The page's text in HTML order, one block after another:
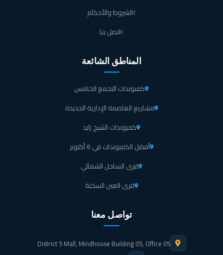
الشروط والأحكام
اتصل بنا
المناطق الشائعة
كمبوندات التجمع الخامس
مشاريع العاصمة الإدارية الجديدة
كمبوندات الشيخ زايد
أفضل الكمبوندات في 6 أكتوبر
قرى الساحل الشمالي
قرى العين السخنة
تواصل معنا
District 5 Mall, Mindhouse Building 05, Office 05